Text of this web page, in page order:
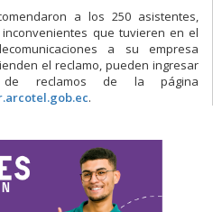
a los 250 asistentes,
que tuvieren en el
a su empresa
el reclamo, pueden ingresar
reclamos de la página
.